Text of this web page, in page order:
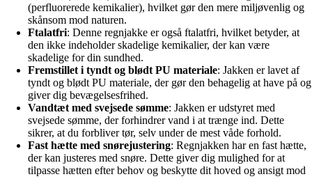
(perfluorerede kemikalier), hvilket gør den mere miljøvenlig og
skånsom mod naturen.
Ftalatfri: Denne regnjakke er også ftalatfri, hvilket betyder, at
den ikke indeholder skadelige kemikalier, der kan være
skadelige for din sundhed.
Fremstillet i tyndt og blødt PU materiale: Jakken er lavet af
tyndt og blødt PU materiale, der gør den behagelig at have på og
giver dig bevægelsesfrihed.
Vandtæt med svejsede sømme: Jakken er udstyret med
svejsede sømme, der forhindrer vand i at trænge ind. Dette
sikrer, at du forbliver tør, selv under de mest våde forhold.
Fast hætte med snørejustering: Regnjakken har en fast hætte,
der kan justeres med snøre. Dette giver dig mulighed for at
tilpasse hætten efter behov og beskytte dit hoved og ansigt mod